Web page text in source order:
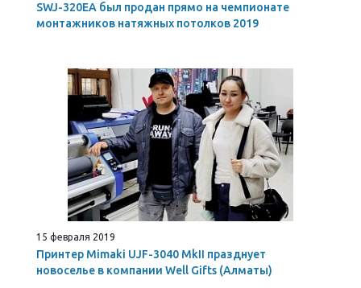
SWJ-320EA был продан прямо на чемпионате
монтажников натяжных потолков 2019
15 февраля 2019
Принтер Mimaki UJF-3040 MkII празднует
новоселье в компании Well Gifts (Алматы)